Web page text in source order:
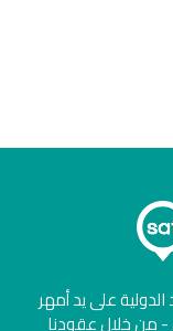
الدولية على يد أمهر
- من خلال عقودنا